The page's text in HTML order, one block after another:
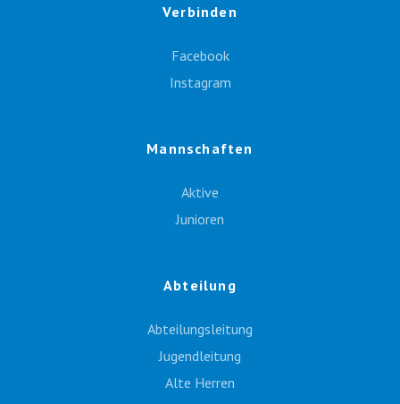
Verbinden
Facebook
Instagram
Mannschaften
Aktive
Junioren
Abteilung
Abteilungsleitung
Jugendleitung
Alte Herren